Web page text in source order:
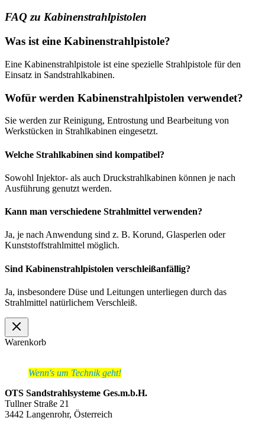
FAQ zu Kabinenstrahlpistolen
Was ist eine Kabinenstrahlpistole?
Eine Kabinenstrahlpistole ist eine spezielle Strahlpistole für den
Einsatz in Sandstrahlkabinen.
Wofür werden Kabinenstrahlpistolen verwendet?
Sie werden zur Reinigung, Entrostung und Bearbeitung von
Werkstücken in Strahlkabinen eingesetzt.
Welche Strahlkabinen sind kompatibel?
Sowohl Injektor- als auch Druckstrahlkabinen können je nach
Ausführung genutzt werden.
Kann man verschiedene Strahlmittel verwenden?
Ja, je nach Anwendung sind z. B. Korund, Glasperlen oder
Kunststoffstrahlmittel möglich.
Sind Kabinenstrahlpistolen verschleißanfällig?
Ja, insbesondere Düse und Leitungen unterliegen durch das
Strahlmittel natürlichem Verschleiß.
Warenkorb
Wenn's um Technik geht!
OTS Sandstrahlsysteme Ges.m.b.H.
Tullner Straße 21
3442 Langenrohr, Österreich